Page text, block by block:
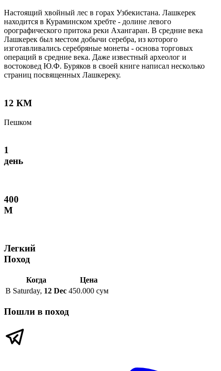
Настоящий хвойный лес в горах Узбекистана. Лашкерек
находится в Кураминском хребте - долине левого
орографического притока реки Ахангаран. В средние века
Лашкерек был местом добычи серебра, из которого
изготавливались серебряные монеты - основа торговых
операций в средние века. Даже известный археолог и
востоковед Ю.Ф. Буряков в своей книге написал несколько
страниц посвященных Лашкереку.
12 КМ
Пешком
1
день
400
М
Легкий
Поход
Когда
Цена
В Saturday, 12 Dec 450.000 сум
Пошли в поход